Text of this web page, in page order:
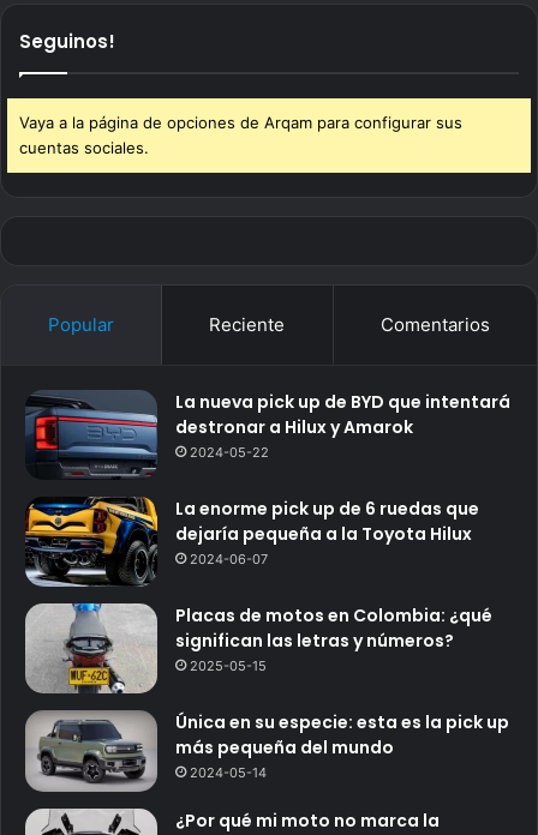
Seguinos!
Vaya a la página de opciones de Arqam para configurar sus
cuentas sociales.
Popular Reciente Comentarios
La nueva pick up de BYD que intentará
destronar a Hilux y Amarok
2024-05-22
La enorme pick up de 6 ruedas que
dejaría pequeña a la Toyota Hilux
2024-06-07
Placas de motos en Colombia: ¿qué
significan las letras y números?
2025-05-15
Única en su especie: esta es la pick up
más pequeña del mundo
2024-05-14
¿Por qué mi moto no marca la